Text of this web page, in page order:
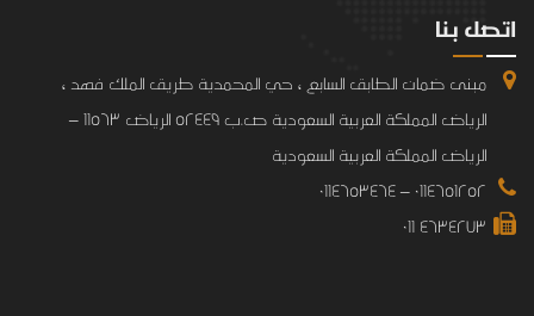
اتصل بنا
مبنى ضمان الطابق السابع ، حي المحمدية طريق الملك فهد ،
الرياض المملكة العربية السعودية ص.ب 52449 الرياض 11563 –
الرياض المملكة العربية السعودية
0114651252 – 0114653464
4634273 011